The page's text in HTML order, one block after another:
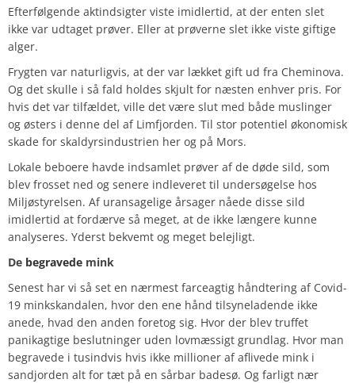
Efterfølgende aktindsigter viste imidlertid, at der enten slet
ikke var udtaget prøver. Eller at prøverne slet ikke viste giftige
alger.
Frygten var naturligvis, at der var lækket gift ud fra Cheminova.
Og det skulle i så fald holdes skjult for næsten enhver pris. For
hvis det var tilfældet, ville det være slut med både muslinger
og østers i denne del af Limfjorden. Til stor potentiel økonomisk
skade for skaldyrsindustrien her og på Mors.
Lokale beboere havde indsamlet prøver af de døde sild, som
blev frosset ned og senere indleveret til undersøgelse hos
Miljøstyrelsen. Af uransagelige årsager nåede disse sild
imidlertid at fordærve så meget, at de ikke længere kunne
analyseres. Yderst bekvemt og meget belejligt.
De begravede mink
Senest har vi så set en nærmest farceagtig håndtering af Covid-
19 minkskandalen, hvor den ene hånd tilsyneladende ikke
anede, hvad den anden foretog sig. Hvor der blev truffet
panikagtige beslutninger uden lovmæssigt grundlag. Hvor man
begravede i tusindvis hvis ikke millioner af aflivede mink i
sandjorden alt for tæt på en sårbar badesø. Og farligt nær